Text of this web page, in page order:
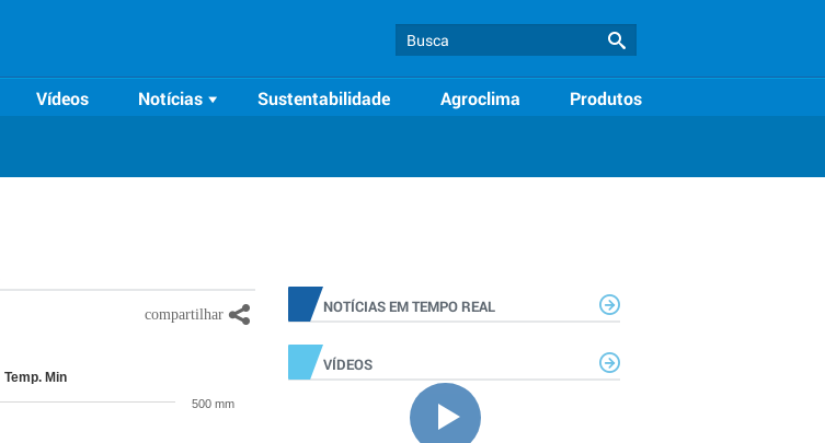
Vídeos Notícias Sustentabilidade Agroclima Produtos
Temp. Min
500 mm
NOTÍCIAS EM TEMPO REAL
VÍDEOS